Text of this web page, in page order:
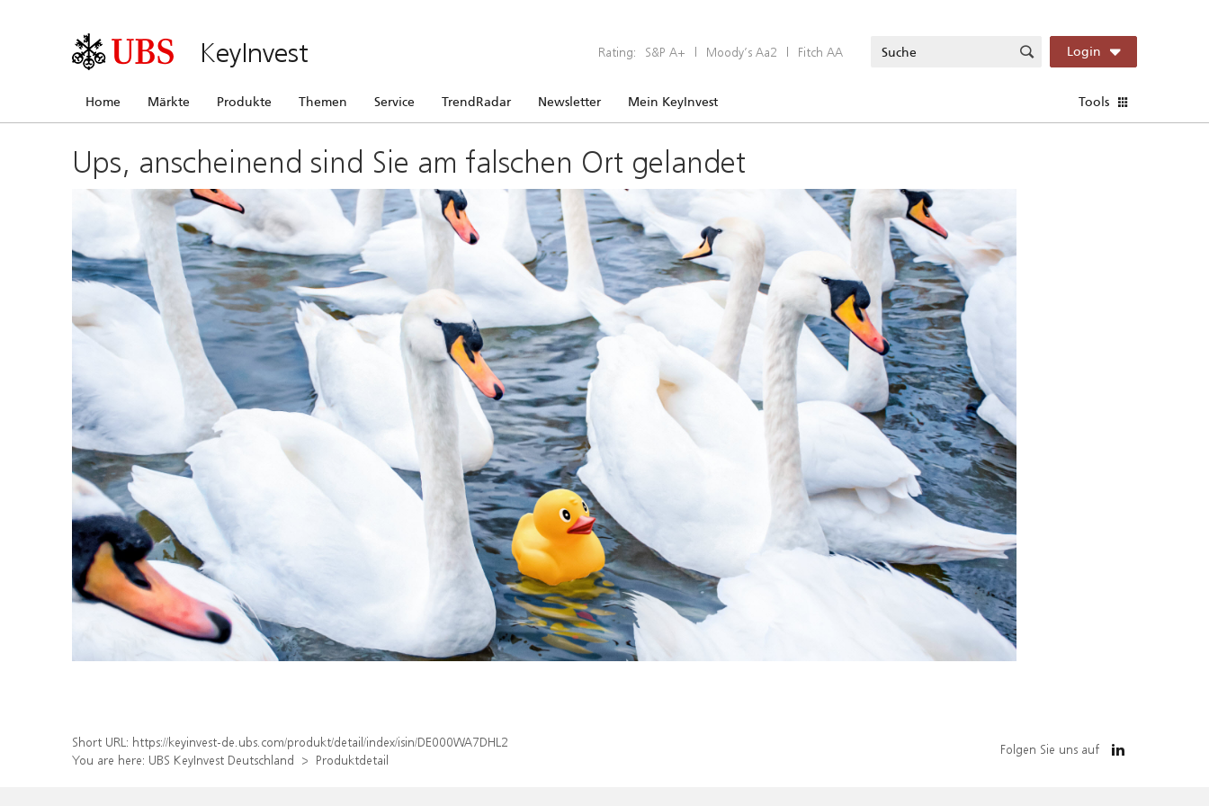
KeyInvest Rating: S&P A+ | Moody’s Aa2 | Fitch AA Login
Home Märkte Produkte Themen Service TrendRadar Newsletter Mein KeyInvest Tools
Ups, anscheinend sind Sie am falschen Ort gelandet
Short URL: https://keyinvest-de.ubs.com/produkt/detail/index/isin/DE000WA7DHL2
You are here: UBS KeyInvest Deutschland Produktdetail
Folgen Sie uns auf